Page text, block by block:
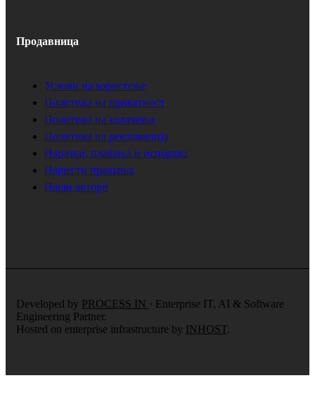
Продавница
Услови на користење
Политика на приватност
Политика на колачиња
Политика на рекламација
Нарачки, плаќања и испорака
Најчести прашања
Наши автори
Developed by PROCESS IN · Enterprise IT, AI & Software
Engineering Partner.
Hosted on enterprise infrastructure by INHOST.